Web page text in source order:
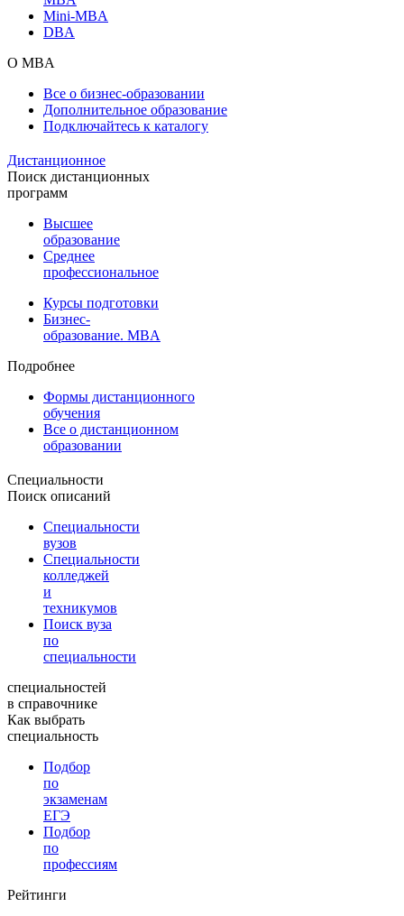
Mini-MBA
DBA
О MBA
Все о бизнес-образовании
Дополнительное образование
Подключайтесь к каталогу
Дистанционное
Поиск дистанционных
программ
Высшее
образование
Среднее
профессиональное
Курсы подготовки
Бизнес-
образование. MBA
Подробнее
Формы дистанционного
обучения
Все о дистанционном
образовании
Специальности
Поиск описаний
Специальности
вузов
Специальности
колледжей
и
техникумов
Поиск вуза
по
специальности
специальностей
в справочнике
Как выбрать
специальность
Подбор
по
экзаменам
ЕГЭ
Подбор
по
профессиям
Рейтинги